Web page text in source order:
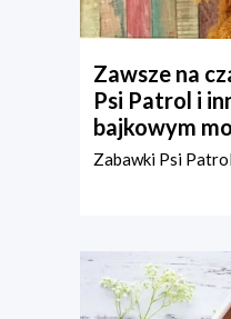
Zawsze na
Psi Patrol i
bajkowym
Zabawki Psi